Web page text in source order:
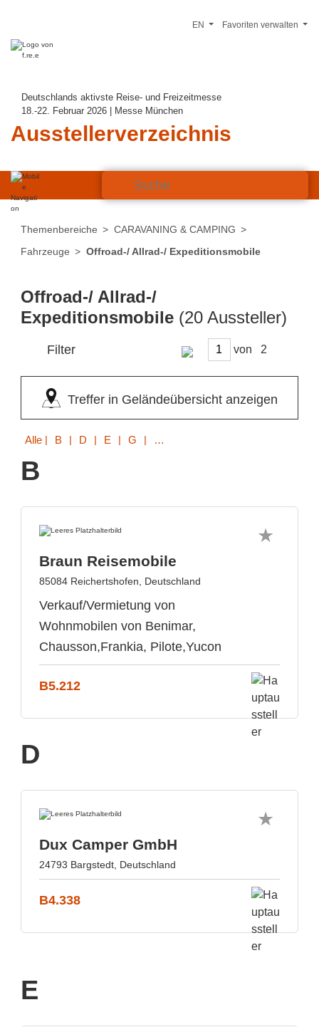
Deutschlands aktivste Reise- und Freizeitmesse
18.-22. Februar 2026 | Messe München
Ausstellerverzeichnis
Favoriten verwalten
EN
Themenbereiche
CARAVANING & CAMPING
Fahrzeuge
Offroad-/ Allrad-/ Expeditionsmobile
Offroad-/ Allrad-/
Expeditionsmobile (20 Aussteller)
Filter von
Treffer in Geländeübersicht anzeigen
Alle | B | D | E | G | H | K | M | R | S | T | V | W
B
Braun Reisemobile
85084 Reichertshofen, Deutschland
Verkauf/Vermietung von
Wohnmobilen von Benimar,
Chausson,Frankia, Pilote,Yucon
B5.212
D
Dux Camper GmbH
24793 Bargstedt, Deutschland
B4.338
E